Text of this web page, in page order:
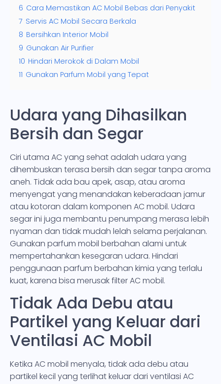
6 Cara Memastikan AC Mobil Bebas dari Penyakit
7 Servis AC Mobil Secara Berkala
8 Bersihkan Interior Mobil
9 Gunakan Air Purifier
10 Hindari Merokok di Dalam Mobil
11 Gunakan Parfum Mobil yang Tepat
Udara yang Dihasilkan
Bersih dan Segar
Ciri utama AC yang sehat adalah udara yang
dihembuskan terasa bersih dan segar tanpa aroma
aneh. Tidak ada bau apek, asap, atau aroma
menyengat yang menandakan keberadaan jamur
atau kotoran dalam komponen AC mobil. Udara
segar ini juga membantu penumpang merasa lebih
nyaman dan tidak mudah lelah selama perjalanan.
Gunakan parfum mobil berbahan alami untuk
mempertahankan kesegaran udara. Hindari
penggunaan parfum berbahan kimia yang terlalu
kuat, karena bisa merusak filter AC mobil.
Tidak Ada Debu atau
Partikel yang Keluar dari
Ventilasi AC Mobil
Ketika AC mobil menyala, tidak ada debu atau
partikel kecil yang terlihat keluar dari ventilasi AC